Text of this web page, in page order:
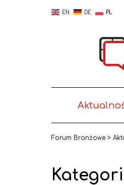
EN DE PL
Forum Branżowe >